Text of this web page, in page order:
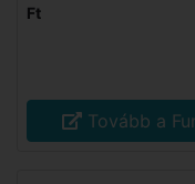
Ft
Tovább a